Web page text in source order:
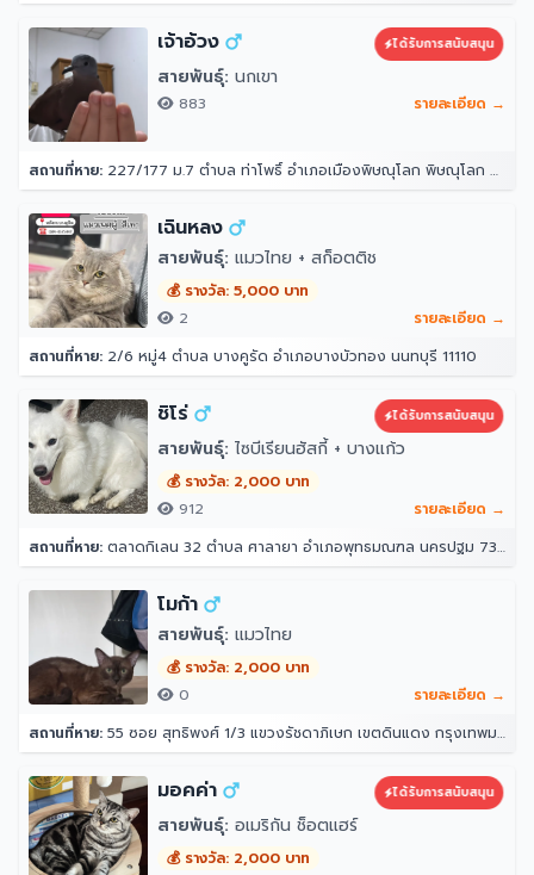
เจ้าอ้วง ได้รับการสนับสนุน
สายพันธุ์: นกเขา
883 รายละเอียด →
สถานที่หาย: 227/177 ม.7 ตำบล ท่าโพธิ์ อำเภอเมืองพิษณุโลก พิษณุโลก 65000
เฉินหลง
สายพันธุ์: แมวไทย + สก็อตติช
💰 รางวัล: 5,000 บาท
2
รายละเอียด →
สถานที่หาย: 2/6 หมู่4 ตำบล บางคูรัด อำเภอบางบัวทอง นนทบุรี 11110
ชิโร่ ได้รับการสนับสนุน
สายพันธุ์: ไซบีเรียนฮัสกี้ + บางแก้ว
💰 รางวัล: 2,000 บาท
912
รายละเอียด →
สถานที่หาย: ตลาดกิเลน 32 ตำบล ศาลายา อำเภอพุทธมณฑล นครปฐม 73170
โมก้า
สายพันธุ์: แมวไทย
💰 รางวัล: 2,000 บาท
0
รายละเอียด →
สถานที่หาย: 55 ซอย สุทธิพงศ์ 1/3 แขวงรัชดาภิเษก เขตดินแดง กรุงเทพมหานคร 10400
มอคค่า ได้รับการสนับสนุน
สายพันธุ์: อเมริกัน ช็อตแฮร์
💰 รางวัล: 2,000 บาท